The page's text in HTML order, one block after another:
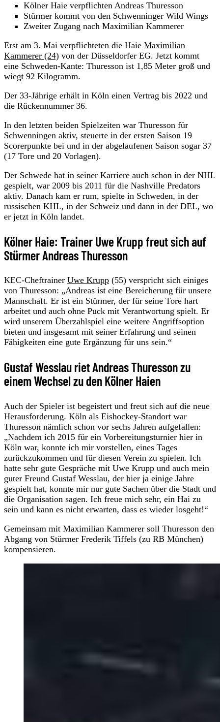
Kölner Haie verpflichten Andreas Thuresson
Stürmer kommt von den Schwenninger Wild Wings
Zweiter Zugang nach Maximilian Kammerer
Erst am 3. Mai verpflichteten die Haie Maximilian
Kammerer (24) von der Düsseldorfer EG. Jetzt kommt
eine Schweden-Kante: Thuresson ist 1,85 Meter groß und
wiegt 92 Kilogramm.
Der 33-Jährige erhält in Köln einen Vertrag bis 2022 und
die Rückennummer 36.
In den letzten beiden Spielzeiten war Thuresson für
Schwenningen aktiv, steuerte in der ersten Saison 19
Scorerpunkte bei und in der abgelaufenen Saison sogar 37
(17 Tore und 20 Vorlagen).
Der Schwede hat in seiner Karriere auch schon in der NHL
gespielt, war 2009 bis 2011 für die Nashville Predators
aktiv. Danach kam er rum, spielte in Schweden, in der
russischen KHL, in der Schweiz und dann in der DEL, wo
er jetzt in Köln landet.
Kölner Haie: Trainer Uwe Krupp freut sich auf
Stürmer Andreas Thuresson
KEC-Cheftrainer Uwe Krupp (55) verspricht sich einiges
von Thuresson: „Andreas ist eine Bereicherung für unsere
Mannschaft. Er ist ein Stürmer, der für seine Tore hart
arbeitet und auch ohne Puck mit Verantwortung spielt. Er
wird unserem Überzahlspiel eine weitere Angriffsoption
bieten und insgesamt mit seiner Erfahrung und seinen
Fähigkeiten eine gute Ergänzung für uns sein.“
Gustaf Wesslau riet Andreas Thuresson zu
einem Wechsel zu den Kölner Haien
Auch der Spieler ist begeistert und freut sich auf die neue
Herausforderung. Köln als Eishockey-Standort war
Thuresson nämlich schon vor sechs Jahren aufgefallen:
„Nachdem ich 2015 für ein Vorbereitungsturnier hier in
Köln war, konnte ich mir vorstellen, eines Tages
zurückzukommen und für diesen Verein zu spielen. Ich
hatte sehr gute Gespräche mit Uwe Krupp und auch mein
guter Freund Gustaf Wesslau, der hier ja einige Jahre
gespielt hat, konnte mir nur gute Sachen über die Stadt und
die Organisation sagen. Ich freue mich sehr, ein Hai zu
sein und kann es nicht erwarten, dass es wieder losgeht!“
Gemeinsam mit Maximilian Kammerer soll Thuresson den
Abgang von Stürmer Frederik Tiffels (zu RB München)
kompensieren.